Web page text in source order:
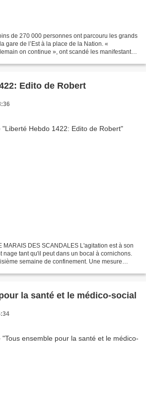
de 270 000 personnes ont parcouru les grands
gare de l’Est à la place de la Nation. «
on continue », ont scandé les manifestants.
Edito de Robert
MARAIS DES SCANDALES L'agitation est à son
nage tant qu'il peut dans un bocal à cornichons.
semaine de confinement. Une mesure
la santé et le médico-social